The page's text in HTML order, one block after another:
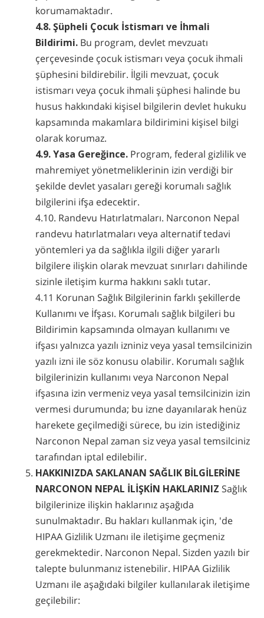
korumamaktadır.
4.8. Şüpheli Çocuk İstismarı ve İhmali
Bildirimi. Bu program, devlet mevzuatı
çerçevesinde çocuk istismarı veya çocuk ihmali
şüphesini bildirebilir. İlgili mevzuat, çocuk
istismarı veya çocuk ihmali şüphesi halinde bu
husus hakkındaki kişisel bilgilerin devlet hukuku
kapsamında makamlara bildirimini kişisel bilgi
olarak korumaz.
4.9. Yasa Gereğince. Program, federal gizlilik ve
mahremiyet yönetmeliklerinin izin verdiği bir
şekilde devlet yasaları gereği korumalı sağlık
bilgilerini ifşa edecektir.
4.10. Randevu Hatırlatmaları. Narconon Nepal
randevu hatırlatmaları veya alternatif tedavi
yöntemleri ya da sağlıkla ilgili diğer yararlı
bilgilere ilişkin olarak mevzuat sınırları dahilinde
sizinle iletişim kurma hakkını saklı tutar.
4.11 Korunan Sağlık Bilgilerinin farklı şekillerde
Kullanımı ve İfşası. Korumalı sağlık bilgileri bu
Bildirimin kapsamında olmayan kullanımı ve
ifşası yalnızca yazılı izniniz veya yasal temsilcinizin
yazılı izni ile söz konusu olabilir. Korumalı sağlık
bilgilerinizin kullanımı veya Narconon Nepal
ifşasına izin vermeniz veya yasal temsilcinizin izin
vermesi durumunda; bu izne dayanılarak henüz
harekete geçilmediği sürece, bu izin istediğiniz
Narconon Nepal zaman siz veya yasal temsilciniz
tarafından iptal edilebilir.
HAKKINIZDA SAKLANAN SAĞLIK BİLGİLERİNE
NARCONON NEPAL İLİŞKİN HAKLARINIZ Sağlık
bilgilerinize ilişkin haklarınız aşağıda
sunulmaktadır. Bu hakları kullanmak için, 'de
HIPAA Gizlilik Uzmanı ile iletişime geçmeniz
gerekmektedir. Narconon Nepal. Sizden yazılı bir
talepte bulunmanız istenebilir. HIPAA Gizlilik
Uzmanı ile aşağıdaki bilgiler kullanılarak iletişime
geçilebilir: